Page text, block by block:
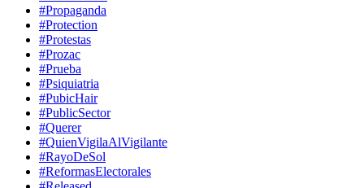
#Propaganda
#Protection
#Protestas
#Prozac
#Prueba
#Psiquiatria
#PubicHair
#PublicSector
#Querer
#QuienVigilaAlVigilante
#RayoDeSol
#ReformasElectorales